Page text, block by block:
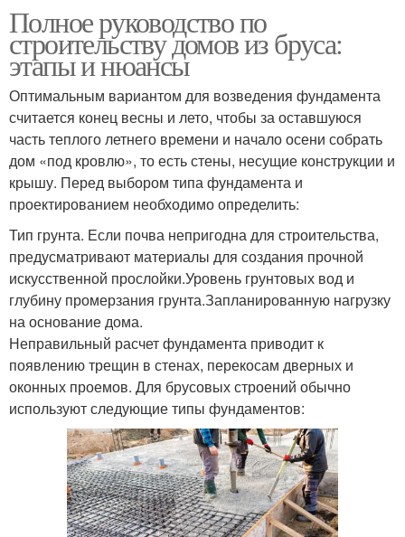
Полное руководство по
строительству домов из бруса:
этапы и нюансы
Оптимальным вариантом для возведения фундамента
считается конец весны и лето, чтобы за оставшуюся
часть теплого летнего времени и начало осени собрать
дом «под кровлю», то есть стены, несущие конструкции и
крышу. Перед выбором типа фундамента и
проектированием необходимо определить:
Тип грунта. Если почва непригодна для строительства,
предусматривают материалы для создания прочной
искусственной прослойки.Уровень грунтовых вод и
глубину промерзания грунта.Запланированную нагрузку
на основание дома.
Неправильный расчет фундамента приводит к
появлению трещин в стенах, перекосам дверных и
оконных проемов. Для брусовых строений обычно
используют следующие типы фундаментов: